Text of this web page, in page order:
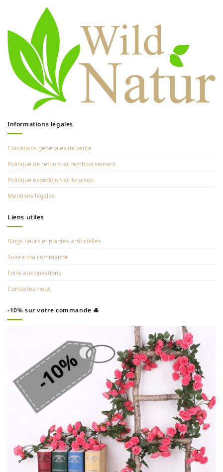
Informations légales
Conditions générales de vente
Politique de retours et remboursement
Politique expédition et livraison
Mentions légales
Liens utiles
Blogs fleurs et plantes artificielles
Suivre ma commande
Foire aux questions
Contactez-nous
-10% sur votre commande 🎍